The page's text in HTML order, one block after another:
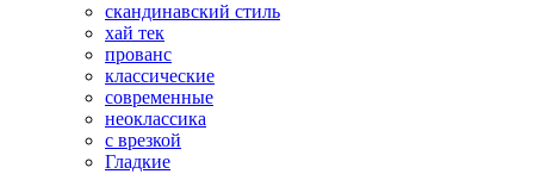
скандинавский стиль
хай тек
прованс
классические
современные
неоклассика
с врезкой
Гладкие